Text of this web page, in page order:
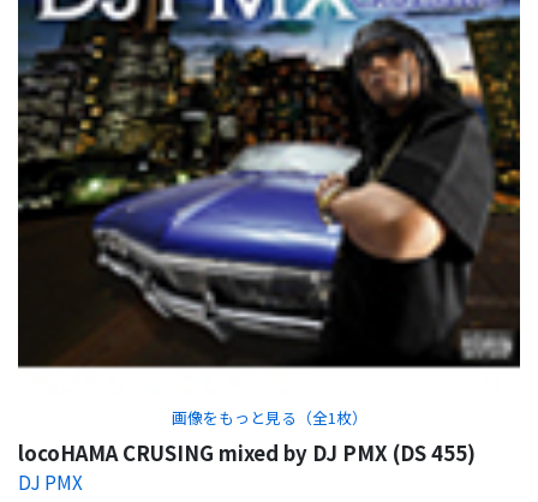
画像をもっと見る（全1 枚）
locoHAMA CRUSING mixed by DJ PMX (DS 455)
DJ PMX